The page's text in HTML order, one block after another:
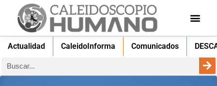
Actualidad CaleidoInforma Comunicados